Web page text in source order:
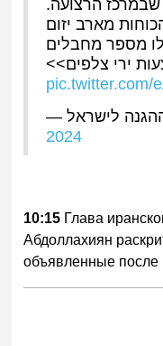
שבמרכז הרצועה.
מארב יזום
מספר מחבלים
ירי צלפים>>
pic.twitter.com/
2024
10:15 Глава
Абдоллахиян
объявленные